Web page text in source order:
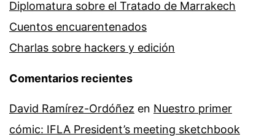
Diplomatura sobre el Tratado de Marrakech
Cuentos encuarentenados
Charlas sobre hackers y edición
Comentarios recientes
David Ramírez-Ordóñez en Nuestro primer
cómic: IFLA President’s meeting sketchbook